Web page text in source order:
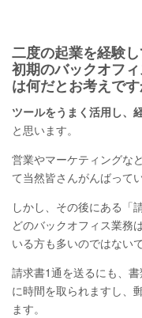
二度の起業を経験
初期のバックオフ
は何だとお考えです
ツールをうまく活用し、
と思います。
営業やマーケティングな
て当然皆さんがんばって
しかし、その後にある「
どのバックオフィス業務
いる方も多いのではない
請求書1通を送るにも、
に時間を取られますし、
ます。